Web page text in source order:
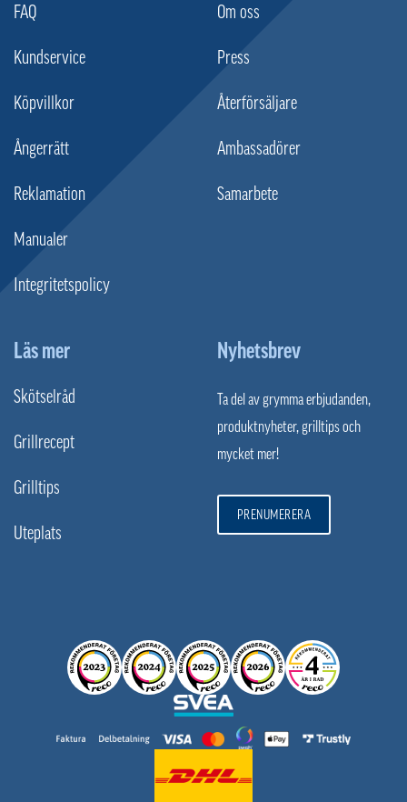
FAQ
Kundservice
Köpvillkor
Ångerrätt
Reklamation
Manualer
Integritetspolicy
Om oss
Press
Återförsäljare
Ambassadörer
Samarbete
Läs mer
Skötselråd
Grillrecept
Grilltips
Uteplats
Nyhetsbrev
Ta del av grymma erbjudanden,
produktnyheter, grilltips och
mycket mer!
PRENUMERERA